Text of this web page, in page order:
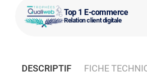
Top 1 E-commerce
Relation client digitale
DESCRIPTIF FICHE